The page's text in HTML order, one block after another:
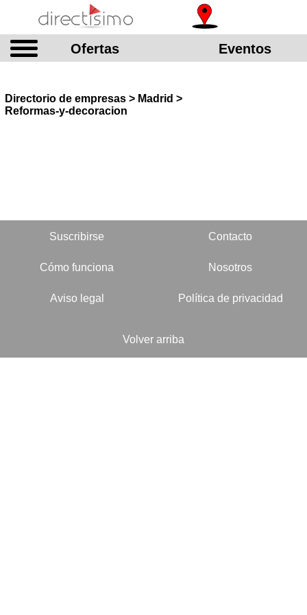
Ofertas Eventos
Directorio de empresas > Madrid >
Reformas-y-decoracion
Suscribirse Contacto
Cómo funciona Nosotros
Aviso legal Política de privacidad
Volver arriba